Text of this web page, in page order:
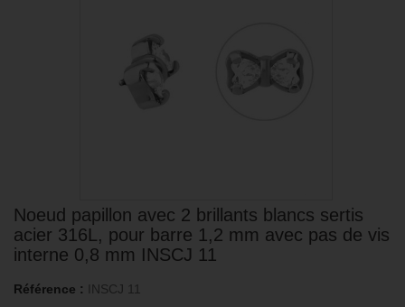
Noeud papillon avec 2 brillants blancs sertis
acier 316L, pour barre 1,2 mm avec pas de vis
interne 0,8 mm INSCJ 11
Référence :
INSCJ 11